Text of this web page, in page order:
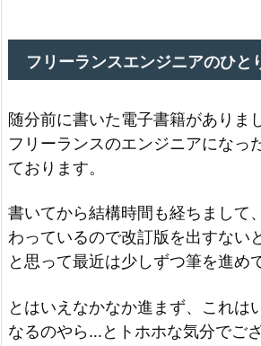
フリーランスエンジニアのひと
随分前に書いた電子書籍がありま
フリーランスのエンジニアになっ
ております。
書いてから結構時間も経ちまして
わっているので改訂版を出すない
と思って最近は少しずつ筆を進め
とはいえなかなか進まず、これは
なるのやら…とトホホな気分でござ